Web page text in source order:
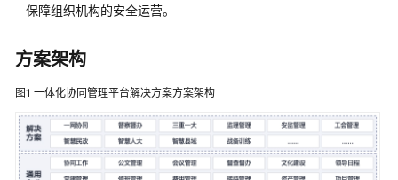
订
录
蓝
协
同
办
保障组织机构的安全运营。
方案架构
图1 一体化协同管理平台解决方案方案架构